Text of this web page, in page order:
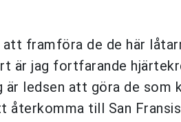
framföra de de här
är jag fortfarande
ledsen att göra de som
till San